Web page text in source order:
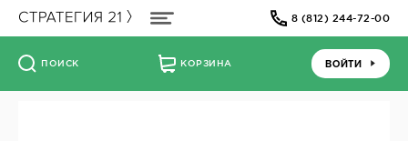
8 (812) 244-72-00
ПОИСК КОРЗИНА ВОЙТИ